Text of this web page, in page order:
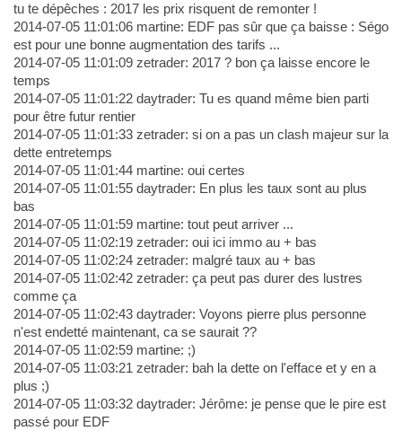
tu te dépêches : 2017 les prix risquent de remonter !
2014-07-05 11:01:06 martine: EDF pas sûr que ça baisse : Ségo
est pour une bonne augmentation des tarifs ...
2014-07-05 11:01:09 zetrader: 2017 ? bon ça laisse encore le
temps
2014-07-05 11:01:22 daytrader: Tu es quand même bien parti
pour être futur rentier
2014-07-05 11:01:33 zetrader: si on a pas un clash majeur sur la
dette entretemps
2014-07-05 11:01:44 martine: oui certes
2014-07-05 11:01:55 daytrader: En plus les taux sont au plus
bas
2014-07-05 11:01:59 martine: tout peut arriver ...
2014-07-05 11:02:19 zetrader: oui ici immo au + bas
2014-07-05 11:02:24 zetrader: malgré taux au + bas
2014-07-05 11:02:42 zetrader: ça peut pas durer des lustres
comme ça
2014-07-05 11:02:43 daytrader: Voyons pierre plus personne
n'est endetté maintenant, ca se saurait ??
2014-07-05 11:02:59 martine: ;)
2014-07-05 11:03:21 zetrader: bah la dette on l'efface et y en a
plus ;)
2014-07-05 11:03:32 daytrader: Jérôme: je pense que le pire est
passé pour EDF